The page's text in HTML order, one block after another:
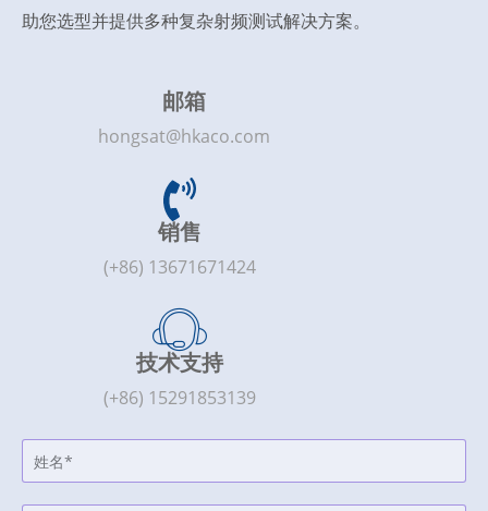
助您选型并提供多种复杂射频测试解决方案。
邮箱
hongsat@hkaco.com
销售
(+86) 13671671424
技术支持
(+86) 15291853139